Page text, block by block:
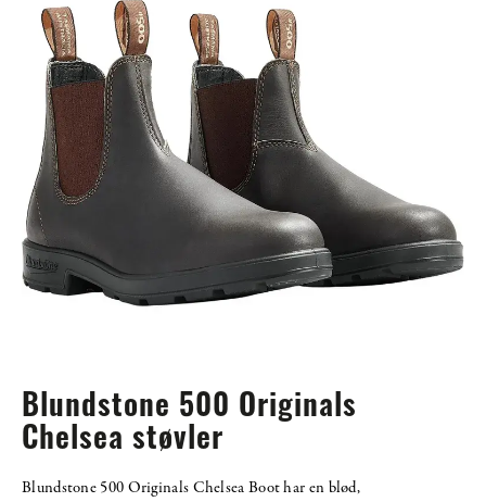
Blundstone 500 Originals
Chelsea støvler
Blundstone 500 Originals Chelsea Boot har en blød,